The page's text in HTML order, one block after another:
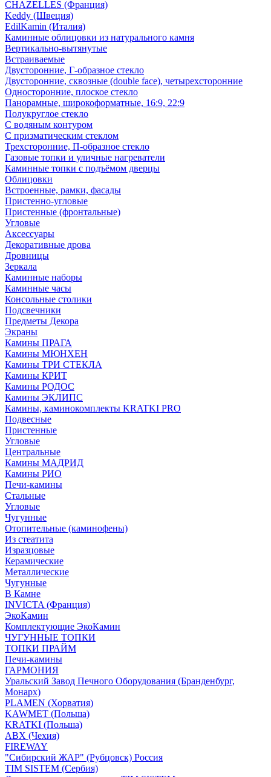
CHAZELLES (Франция)
Keddy (Швеция)
EdilKamin (Италия)
Каминные облицовки из натурального камня
Вертикально-вытянутые
Встраиваемые
Двусторонние, Г-образное стекло
Двусторонние, сквозные (double face), четырехсторонние
Односторонние, плоское стекло
Панорамные, широкоформатные, 16:9, 22:9
Полукруглое стекло
С водяным контуром
С призматическим стеклом
Трехсторонние, П-образное стекло
Газовые топки и уличные нагреватели
Каминные топки с подъёмом дверцы
Облицовки
Встроенные, рамки, фасады
Пристенно-угловые
Пристенные (фронтальные)
Угловые
Аксессуары
Декоративные дрова
Дровницы
Зеркала
Каминные наборы
Каминные часы
Консольные столики
Подсвечники
Предметы Декора
Экраны
Камины ПРАГА
Камины МЮНХЕН
Камины ТРИ СТЕКЛА
Камины КРИТ
Камины РОДОС
Камины ЭКЛИПС
Камины, каминокомплекты KRATKI PRO
Подвесные
Пристенные
Угловые
Центральные
Камины МАДРИД
Камины РИО
Печи-камины
Стальные
Угловые
Чугунные
Отопительные (каминофены)
Из стеатита
Изразцовые
Керамические
Металлические
Чугунные
В Камне
INVICTA (Франция)
ЭкоКамин
Комплектующие ЭкоКамин
ЧУГУННЫЕ ТОПКИ
ТОПКИ ПРАЙМ
Печи-камины
ГАРМОНИЯ
Уральский Завод Печного Оборудования (Бранденбург,
Монарх)
PLAMEN (Хорватия)
KAWMET (Польша)
KRATKI (Польша)
ABX (Чехия)
FIREWAY
"Сибирский ЖАР" (Рубцовск) Россия
TIM SISTEM (Сербия)